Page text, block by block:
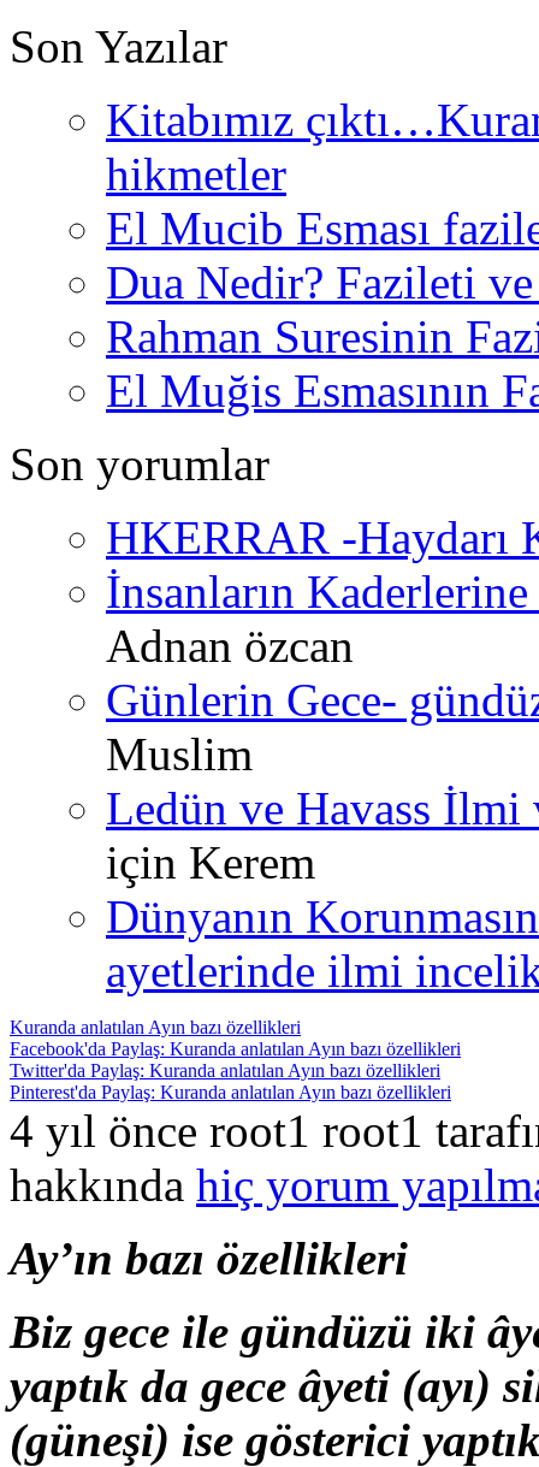
Son Yazılar
Kitabımız
hikmetler
El Mucib Esması
Dua Nedir? Fazileti
Rahman Suresinin
El Muğis Esmasının
Son yorumlar
HKERRAR -Haydarı
İnsanların
Adnan özcan
Günlerin Gece-
Muslim
Ledün ve Havass İlmi
için Kerem
Dünyanın
ayetlerinde ilmi
Kuranda anlatılan Ayın bazı özellikleri
Facebook'da Paylaş: Kuranda anlatılan Ayın bazı özellikleri
Twitter'da Paylaş: Kuranda anlatılan Ayın bazı özellikleri
Pinterest'da Paylaş: Kuranda anlatılan Ayın bazı özellikleri
4 yıl önce root1 root1
hakkında hiç yorum
Ay’ın bazı özellikleri
Biz gece ile gündüzü iki
yaptık da gece âyeti (ayı)
(güneşi) ise gösterici